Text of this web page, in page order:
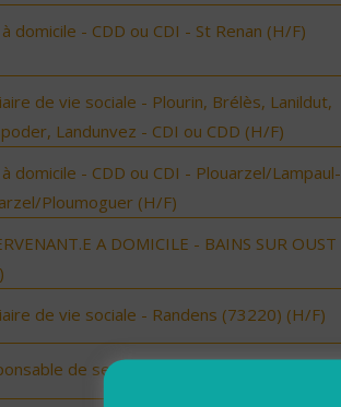
domicile - CDD ou CDI - St Renan (H/F)
de vie sociale - Plourin, Brélès, Lanildut,
Landunvez - CDI ou CDD (H/F)
domicile - CDD ou CDI - Plouarzel/Lampaul-
Ploumoguer (H/F)
A DOMICILE - BAINS SUR OUST
de vie sociale - Randens (73220) (H/F)
de secteur (H/F)